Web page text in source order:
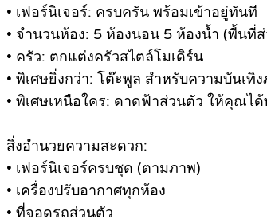
• เฟอร์นิเจอร์: ครบครัน พร้อมเข้าอยู่ทันที
• จำนวนห้อง: 5 ห้องนอน 5 ห้องน้ำ (พื้นที่
• ครัว: ตกแต่งครัวสไตล์โมเดิร์น
• พิเศษยิ่งกว่า: โต๊ะพูล สำหรับความบันเทิ
• พิเศษเหนือใคร: ดาดฟ้าส่วนตัว ให้คุณไ
สิ่งอำนวยความสะดวก:
• เฟอร์นิเจอร์ครบชุด (ตามภาพ)
• เครื่องปรับอากาศทุกห้อง
• ที่จอดรถส่วนตัว